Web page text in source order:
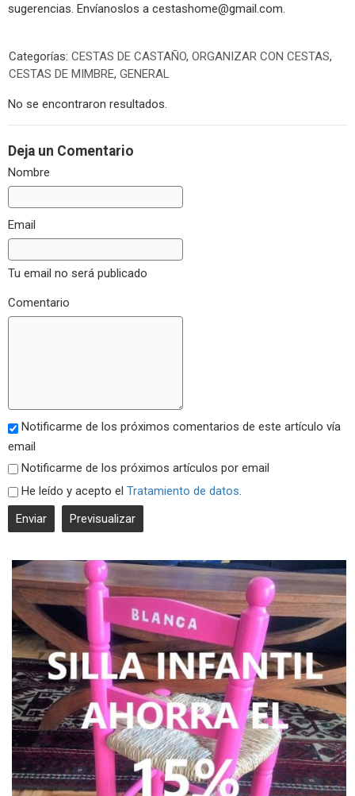
sugerencias. Envíanoslos a cestashome@gmail.com.
Categorías: CESTAS DE CASTAÑO, ORGANIZAR CON CESTAS,
CESTAS DE MIMBRE, GENERAL
No se encontraron resultados.
Deja un Comentario
Nombre
Email
Tu email no será publicado
Comentario
Notificarme de los próximos comentarios de este artículo vía
email
Notificarme de los próximos artículos por email
He leído y acepto el Tratamiento de datos